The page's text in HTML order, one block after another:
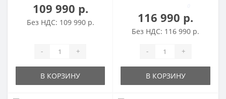
109 990 р.
Без НДС: 109 990 р.
- +
В КОРЗИНУ
116 990 р.
Без НДС: 116 990 р.
- +
В КОРЗИНУ